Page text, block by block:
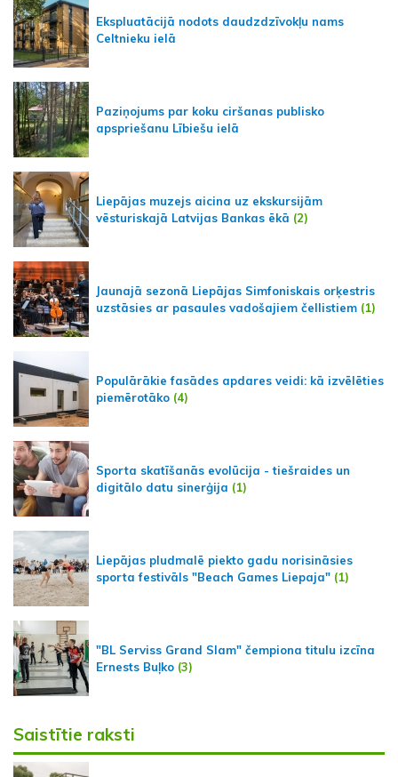
Ekspluatācijā nodots daudzdzīvokļu nams
Celtnieku ielā
Paziņojums par koku ciršanas publisko
apspriešanu Lībiešu ielā
Liepājas muzejs aicina uz ekskursijām
vēsturiskajā Latvijas Bankas ēkā (2)
Jaunajā sezonā Liepājas Simfoniskais orķestris
uzstāsies ar pasaules vadošajiem čellistiem (1)
Populārākie fasādes apdares veidi: kā izvēlēties
piemērotāko (4)
Sporta skatīšanās evolūcija - tiešraides un
digitālo datu sinerģija (1)
Liepājas pludmalē piekto gadu norisināsies
sporta festivāls "Beach Games Liepaja" (1)
"BL Serviss Grand Slam" čempiona titulu izcīna
Ernests Buļko (3)
Saistītie raksti